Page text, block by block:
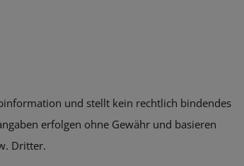
und stellt kein rechtlich bindendes
erfolgen ohne Gewähr und basieren
Dritter.